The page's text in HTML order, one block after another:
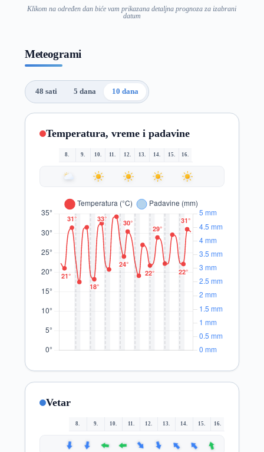
Klikom na određen dan biće vam prikazana detaljna prognoza za izabrani
datum
Meteogrami
48 sati 5 dana 10 dana
Temperatura, vreme i padavine
8. 9. 10. 11. 12. 13. 14. 15. 16.
Vetar
8. 9. 10. 11. 12. 13. 14. 15. 16.